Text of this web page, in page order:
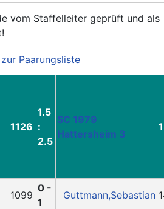
1126
1.5
:
2.5
SC 1979
Hattersheim 3
1099
0 -
1
Guttmann,Sebastian